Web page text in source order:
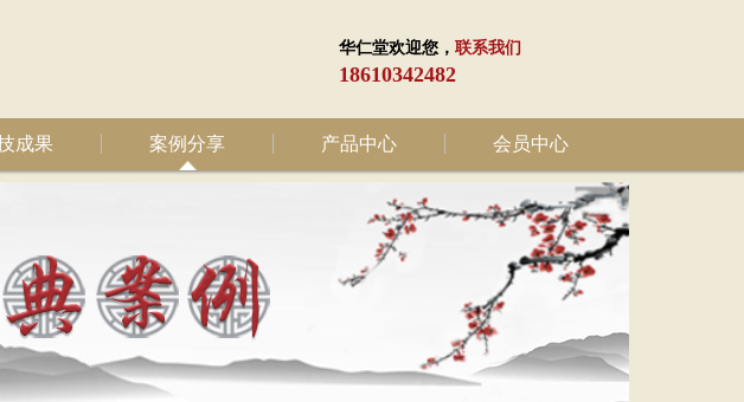
华仁堂欢迎您， 联系我们
18610342482
成果 案例分享 产品中心 会员中心